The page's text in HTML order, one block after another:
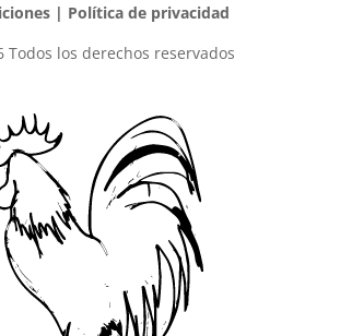
| Política de privacidad
Todos los derechos reservados